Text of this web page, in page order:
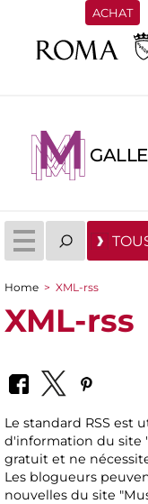
ACHAT
You are here
Home > XML-rss
XML-rss
Le standard RSS est
d'information du site
gratuit et ne
Les blogueurs
nouvelles du site